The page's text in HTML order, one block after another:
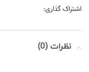
اشتراک گذاری:
نظرات (0)